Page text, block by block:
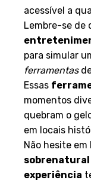
acessível a
Lembre-se de
para simular
ferramentas
Essas
momentos
quebram o
em locais
Não hesite em
sobrenatural
experiência